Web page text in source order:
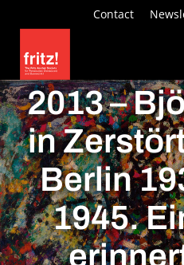
content
Contact
Fritz Ascher
Events
Programs
Exhibitions
Learn
2013 –
in
Berlin
1945.